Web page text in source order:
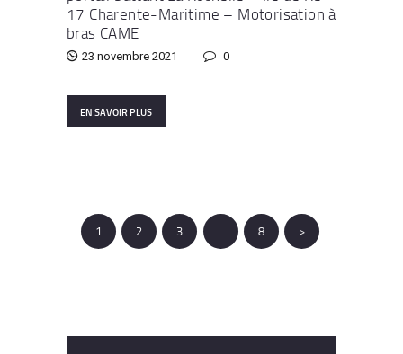
17 Charente-Maritime – Motorisation à
bras CAME
23 novembre 2021 0
EN SAVOIR PLUS
Pagination
des
PAGE
1 PAGE
2 PAGE
3 … PAGE
8 >